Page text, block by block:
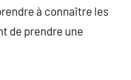
à connaître les
de prendre une